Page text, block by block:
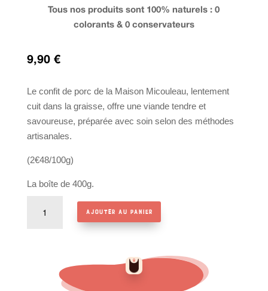
Tous nos produits sont 100% naturels : 0
colorants & 0 conservateurs
9,90 €
Le confit de porc de la Maison Micouleau, lentement
cuit dans la graisse, offre une viande tendre et
savoureuse, préparée avec soin selon des méthodes
artisanales.
(2€48/100g)
La boîte de 400g.
Ajouter au panier